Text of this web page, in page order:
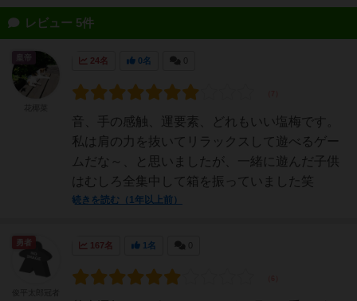
レビュー 5件
24名 0名
音、手の感触、運要素、どれもいい塩梅です。
私は肩の力を抜いてリラックスして遊べるゲー
ムだな～、と思いましたが、一緒に遊んだ子供
はむしろ全集中して箱を振っていました笑
続きを読む（1年以上前）
167名 1名
勇者